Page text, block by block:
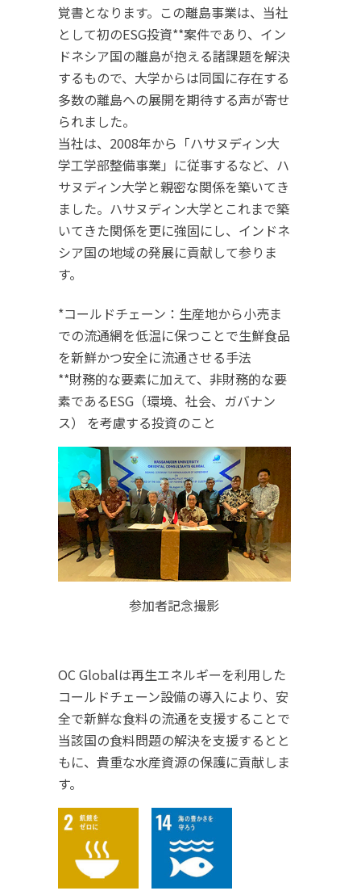
覚書となります。この離島事業は、当社
として初のESG投資**案件であり、イン
ドネシア国の離島が抱える諸課題を解決
するもので、大学からは同国に存在する
多数の離島への展開を期待する声が寄せ
られました。
当社は、2008年から「ハサヌディン大
学工学部整備事業」に従事するなど、ハ
サヌディン大学と親密な関係を築いてき
ました。ハサヌディン大学とこれまで築
いてきた関係を更に強固にし、インドネ
シア国の地域の発展に貢献して参りま
す。
*コールドチェーン：生産地から小売ま
での流通網を低温に保つことで生鮮食品
を新鮮かつ安全に流通させる手法
**財務的な要素に加えて、非財務的な要
素であるESG（環境、社会、ガバナン
ス） を考慮する投資のこと
参加者記念撮影
OC Globalは再生エネルギーを利用した
コールドチェーン設備の導入により、安
全で新鮮な食料の流通を支援することで
当該国の食料問題の解決を支援するとと
もに、貴重な水産資源の保護に貢献しま
す。